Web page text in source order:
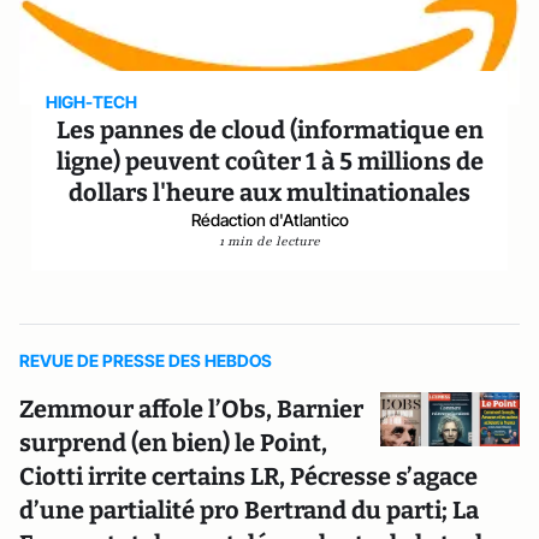
HIGH-TECH
Les pannes de cloud (informatique en
ligne) peuvent coûter 1 à 5 millions de
dollars l'heure aux multinationales
Rédaction d'Atlantico
1 min de lecture
REVUE DE PRESSE DES HEBDOS
Zemmour affole l’Obs, Barnier
surprend (en bien) le Point,
Ciotti irrite certains LR, Pécresse s’agace
d’une partialité pro Bertrand du parti; La